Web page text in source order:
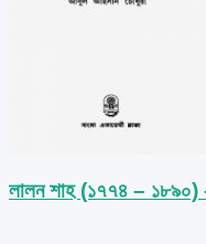
লালন শাহ (১৭৭৪ –